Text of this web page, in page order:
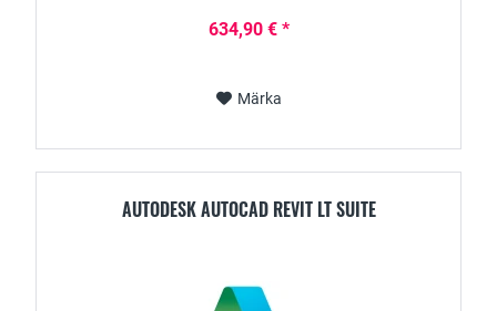
634,90 € *
Märka
AUTODESK AUTOCAD REVIT LT SUITE